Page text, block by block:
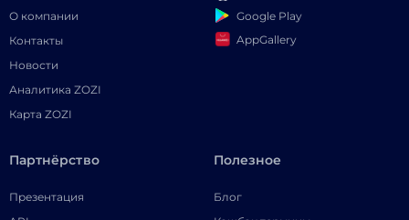
О компании
Контакты
Новости
Аналитика ZOZI
Карта ZOZI
Google Play
AppGallery
Партнёрство
Презентация
Полезное
Блог